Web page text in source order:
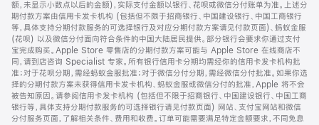
额，未显示小数点以后的金额)，实际支付金额以银行、花呗或微信分付账单为准。上述分
期付款方案由信用卡发卡机构 (包括但不限于招商银行、中国建设银行、中国工商银行
等，具体支持分期付款服务的可选择银行及对应分期付款方案请见付款页面)、蚂蚁金服
(花呗) 以及微信分付面向符合条件的中国大陆居民提供。部分银行会要求你通过支付
宝完成购买。Apple Store 零售店的分期付款方案可能与 Apple Store 在线商店不
同，请到店咨询 Specialist 专家。所有银行信用卡分期均需经你的信用卡发卡机构批
准；对于花呗分期，需经蚂蚁金服批准；对于微信分付分期，需经微信分付批准。如果你选
择的分期付款方案未获得信用卡发卡机构、蚂蚁金服或微信分付的批准，Apple 将不会
被告知原因。请参阅信用卡发卡机构 (包括但不限于招商银行、中国建设银行、中国工商
银行等，具体支持分期付款服务的可选择银行请见付款页面) 网站、支付宝网站和微信
分付服务页面，了解相关条件、费用和收费。订单可能需要满足特定金额要求，不同免息